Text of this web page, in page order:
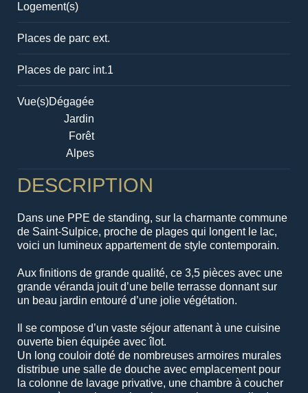
Logement(s)
Places de parc ext.
Places de parc int.1
Vue(s)Dégagée
Jardin
Forêt
Alpes
DESCRIPTION
Dans une PPE de standing, sur la charmante commune
de Saint-Sulpice, proche de plages qui longent le lac,
voici un lumineux appartement de style contemporain.
Aux finitions de grande qualité, ce 3,5 pièces avec une
grande véranda jouit d’une belle terrasse donnant sur
un beau jardin entouré d’une jolie végétation.
Il se compose d’un vaste séjour attenant à une cuisine
ouverte bien équipée avec îlot.
Un long couloir doté de nombreuses armoires murales
distribue une salle de douche avec emplacement pour
la colonne de lavage privative, une chambre à coucher